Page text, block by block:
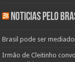
Noticias pelo
Brasil pode ser
Irmão de Cleitinho